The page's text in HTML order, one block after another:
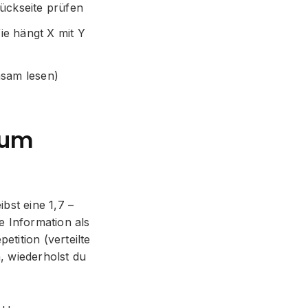
prüfen
hängt X mit Y
lesen)
eine 1,7 –
Information als
(verteilte
wiederholst du